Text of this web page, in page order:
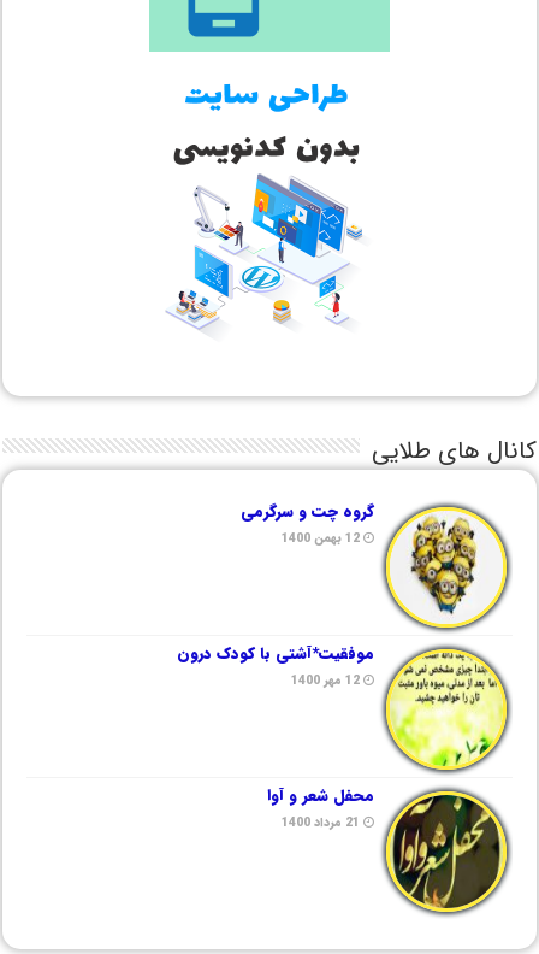
کانال های طلایی
گروه چت و سرگرمی
12 بهمن 1400
موفقیت*آشتی با کودک درون
12 مهر 1400
محفل شعر و آوا
21 مرداد 1400